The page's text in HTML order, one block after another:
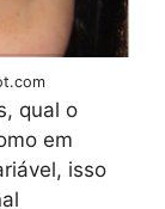
qual o
em
isso